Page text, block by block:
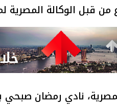
قبل الوكالة المصرية
نادي رمضان صبحي